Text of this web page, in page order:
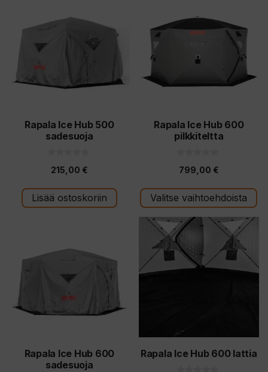
Rapala Ice Hub 500
sadesuoja
s
t
ä
215,00 €
Lisää ostoskoriin
Rapala Ice Hub 600
pilkkiteltta
5
s
t
ä
799,00 €
Valitse vaihtoehdoista
Rapala Ice Hub 600
sadesuoja
Rapala Ice Hub 600 lattia